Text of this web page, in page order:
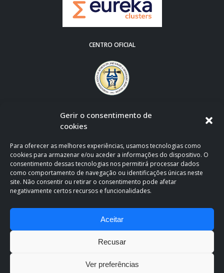
Gerir o consentimento de
cookies
Para oferecer as melhores experiências, usamos tecnologias como
cookies para armazenar e/ou aceder a informações do dispositivo. O
consentimento dessas tecnologias nos permitirá processar dados
como comportamento de navegação ou identificações únicas neste
site. Não consentir ou retirar o consentimento pode afetar
negativamente certos recursos e funcionalidades.
Aceitar
Recusar
Ver preferências
CENTRO OFICIAL